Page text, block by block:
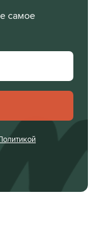
самое